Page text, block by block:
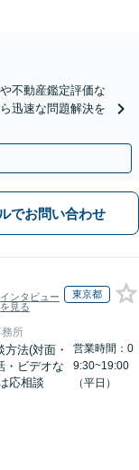
不動産鑑定評価な
迅速な問題解決を
でお問い合わせ
インタビュー
を見る
東京都
所
方法(対面・
・ビデオな
応相談
営業時間：0
9:30~19:00
（平日）